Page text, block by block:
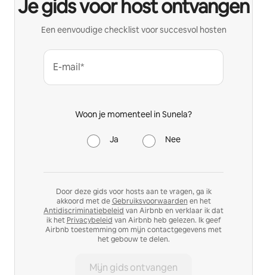
Je gids voor host ontvangen
Een eenvoudige checklist voor succesvol hosten
E-mail*
Woon je momenteel in Sunela?
Ja Nee
Door deze gids voor hosts aan te vragen, ga ik
akkoord met deGebruiksvoorwaarden en het
Antidiscriminatiebeleid van Airbnb en verklaar ik dat
ik het Privacybeleid van Airbnb heb gelezen. Ik geef
Airbnb toestemming om mijn contactgegevens met
het gebouw te delen.
Mijn gids ontvangen